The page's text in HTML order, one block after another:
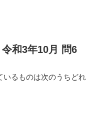
和3年10月 問6
いるものは次のうちどれ